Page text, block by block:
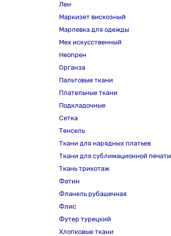
Лен
Маркизет вискозный
Марлевка для одежды
Мех искусственный
Неопрен
Органза
Пальтовые ткани
Плательные ткани
Подкладочные
Сетка
Тенсель
Ткани для нарядных платьев
Ткани для сублимационной печати
Ткань трикотаж
Фатин
Фланель рубашечная
Флис
Футер турецкий
Хлопковые ткани